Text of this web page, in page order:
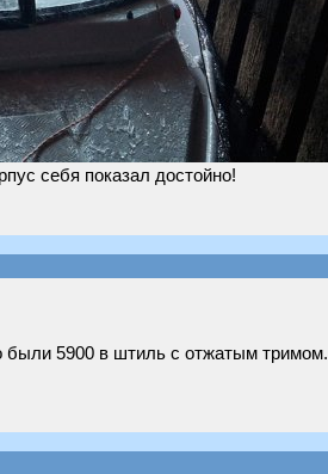
себя показал достойно!
были 5900 в штиль с отжатым тримом.